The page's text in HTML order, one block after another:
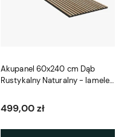
Akupanel 60x240 cm Dąb
Rustykalny Naturalny - lamele
499,00 zł